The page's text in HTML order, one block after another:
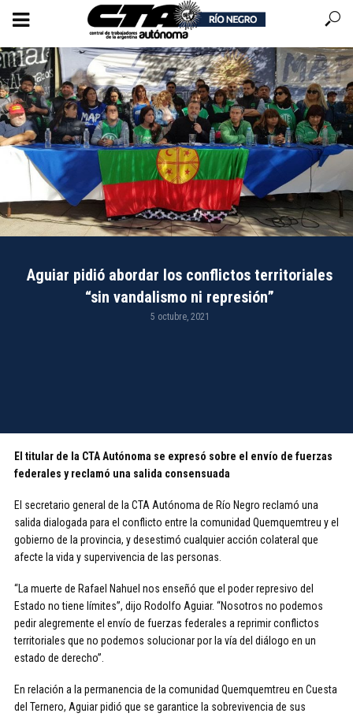
Aguiar pidió abordar los conflictos territoriales
“sin vandalismo ni represión”
5 octubre, 2021
El titular de la CTA Autónoma se expresó sobre el envío de fuerzas
federales y reclamó una salida consensuada
El secretario general de la CTA Autónoma de Río Negro reclamó una
salida dialogada para el conflicto entre la comunidad Quemquemtreu y el
gobierno de la provincia, y desestimó cualquier acción colateral que
afecte la vida y supervivencia de las personas.
“La muerte de Rafael Nahuel nos enseñó que el poder represivo del
Estado no tiene límites”, dijo Rodolfo Aguiar. “Nosotros no podemos
pedir alegremente el envío de fuerzas federales a reprimir conflictos
territoriales que no podemos solucionar por la vía del diálogo en un
estado de derecho”.
En relación a la permanencia de la comunidad Quemquemtreu en Cuesta
del Ternero, Aguiar pidió que se garantice la sobrevivencia de sus